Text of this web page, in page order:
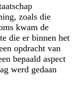
zoals die
kwam de
die er binnen het
opdracht van
bepaald aspect
werd gedaan